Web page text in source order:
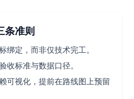
条准则
绑定，而非仅技术完工。
收标准与数据口径。
可视化，提前在路线图上预留